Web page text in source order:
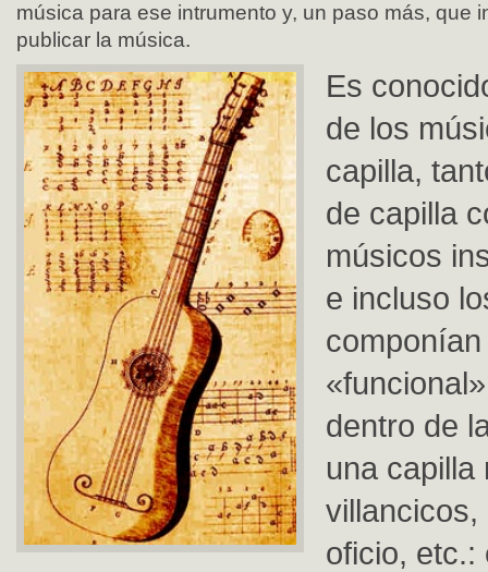
música para ese intrumento y, un paso más, que
publicar la música.
Es
de los
capilla,
de capilla
músicos
e incluso
dentro de
una capilla
villancicos,
oficio, etc.: